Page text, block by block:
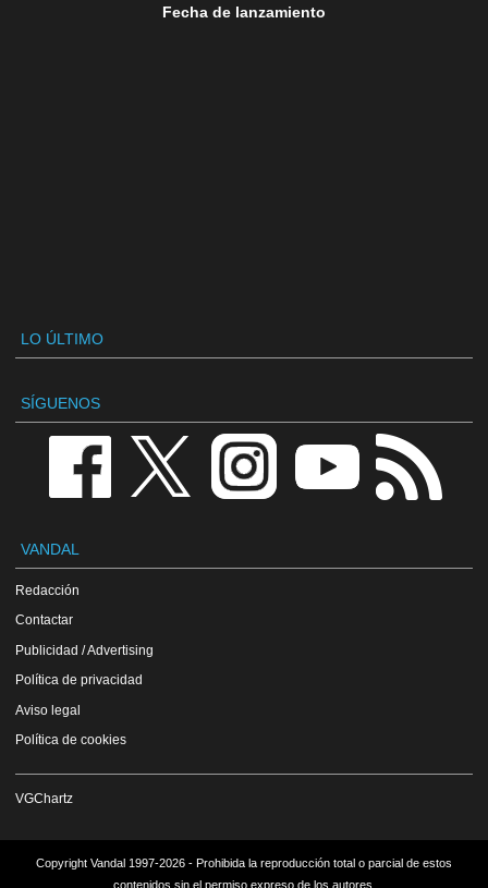
Fecha de lanzamiento
LO ÚLTIMO
SÍGUENOS
VANDAL
Redacción
Contactar
Publicidad / Advertising
Política de privacidad
Aviso legal
Política de cookies
VGChartz
Copyright Vandal 1997-2026 - Prohibida la reproducción total o parcial de estos
contenidos sin el permiso expreso de los autores.